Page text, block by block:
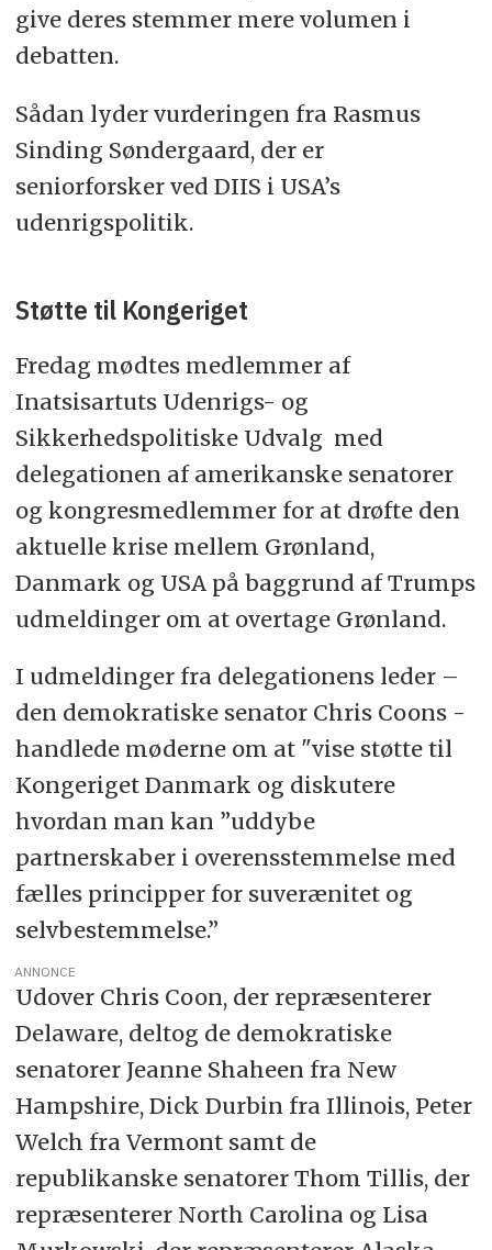
give deres stemmer mere volumen i
debatten.
Sådan lyder vurderingen fra Rasmus
Sinding Søndergaard, der er
seniorforsker ved DIIS i USA’s
udenrigspolitik.
Støtte til Kongeriget
Fredag mødtes medlemmer af
Inatsisartuts Udenrigs- og
Sikkerhedspolitiske Udvalg med
delegationen af amerikanske senatorer
og kongresmedlemmer for at drøfte den
aktuelle krise mellem Grønland,
Danmark og USA på baggrund af Trumps
udmeldinger om at overtage Grønland.
I udmeldinger fra delegationens leder –
den demokratiske senator Chris Coons -
handlede møderne om at "vise støtte til
Kongeriget Danmark og diskutere
hvordan man kan ”uddybe
partnerskaber i overensstemmelse med
fælles principper for suverænitet og
selvbestemmelse.”
ANNONCE
Udover Chris Coon, der repræsenterer
Delaware, deltog de demokratiske
senatorer Jeanne Shaheen fra New
Hampshire, Dick Durbin fra Illinois, Peter
Welch fra Vermont samt de
republikanske senatorer Thom Tillis, der
repræsenterer North Carolina og Lisa